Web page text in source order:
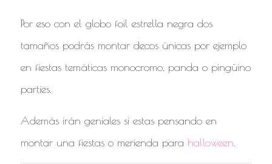
Por eso con el globo foil estrella negra dos
tamaños podrás montar decos únicas por ejemplo
en fiestas temáticas monocromo, panda o pingüino
parties.
Además irán geniales si estas pensando en
montar una fiestas o merienda para halloween